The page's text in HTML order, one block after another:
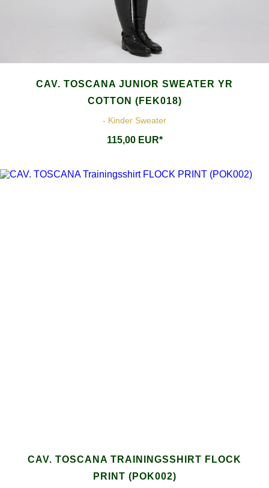
CAV. TOSCANA JUNIOR SWEATER YR
COTTON (FEK018)
- Kinder Sweater
115,00 EUR*
CAV. TOSCANA TRAININGSSHIRT FLOCK
PRINT (POK002)